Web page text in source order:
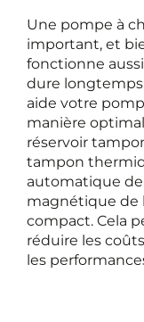
Une pompe à
important, et
fonctionne
dure
aide votre
manière
réservoir
tampon
automatique de
magnétique de
compact. Cela
réduire les
les